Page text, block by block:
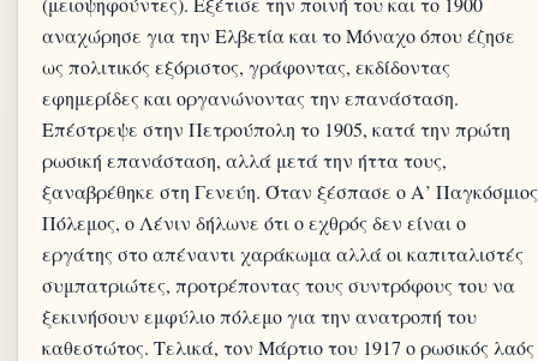
αναχώρησε για την Ελβετία και το Μόναχο όπου έζησε
ως πολιτικός εξόριστος, γράφοντας, εκδίδοντας
εφημερίδες και οργανώνοντας την επανάσταση.
Επέστρεψε στην Πετρούπολη το 1905, κατά την πρώτη
ρωσική επανάσταση, αλλά μετά την ήττα τους,
ξαναβρέθηκε στη Γενεύη. Όταν ξέσπασε ο Α’ Παγκόσμιος
Πόλεμος, ο Λένιν δήλωνε ότι ο εχθρός δεν είναι ο
εργάτης στο απέναντι χαράκωμα αλλά οι καπιταλιστές
συμπατριώτες, προτρέποντας τους συντρόφους του να
ξεκινήσουν εμφύλιο πόλεμο για την ανατροπή του
καθεστώτος. Τελικά, τον Μάρτιο του 1917 ο ρωσικός λαός